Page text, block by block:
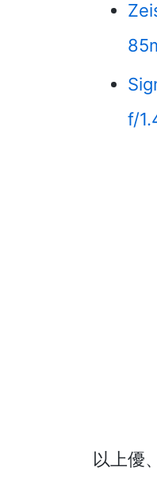
f/
以上優